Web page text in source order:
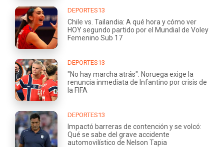
DEPORTES13
Chile vs. Tailandia: A qué hora y cómo ver
HOY segundo partido por el Mundial de Voley
Femenino Sub 17
DEPORTES13
"No hay marcha atrás": Noruega exige la
renuncia inmediata de Infantino por crisis de
la FIFA
DEPORTES13
Impactó barreras de contención y se volcó:
Qué se sabe del grave accidente
automovilístico de Nelson Tapia